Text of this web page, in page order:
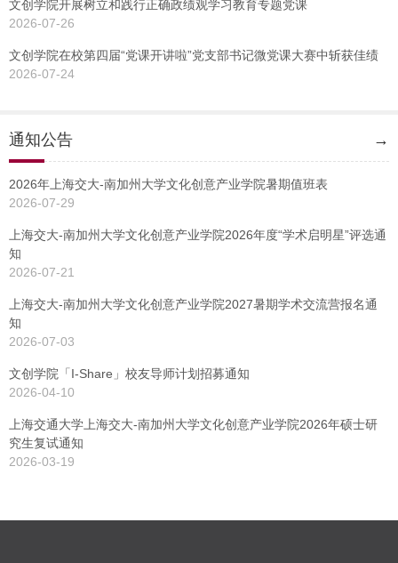
文创学院开展树立和践行正确政绩观学习教育专题党课
2026-07-26
文创学院在校第四届“党课开讲啦”党支部书记微党课大赛中斩获佳绩
2026-07-24
通知公告 →
2026年上海交大-南加州大学文化创意产业学院暑期值班表
2026-07-29
上海交大-南加州大学文化创意产业学院2026年度“学术启明星”评选通
知
2026-07-21
上海交大-南加州大学文化创意产业学院2027暑期学术交流营报名通
知
2026-07-03
文创学院「I-Share」校友导师计划招募通知
2026-04-10
上海交通大学上海交大-南加州大学文化创意产业学院2026年硕士研
究生复试通知
2026-03-19